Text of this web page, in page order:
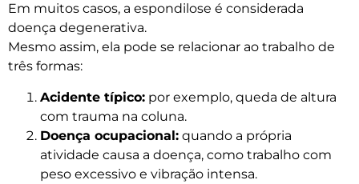
Em muitos casos, a espondilose é considerada
doença degenerativa.
Mesmo assim, ela pode se relacionar ao trabalho de
três formas:
Acidente típico: por exemplo, queda de altura
com trauma na coluna.
Doença ocupacional: quando a própria
atividade causa a doença, como trabalho com
peso excessivo e vibração intensa.